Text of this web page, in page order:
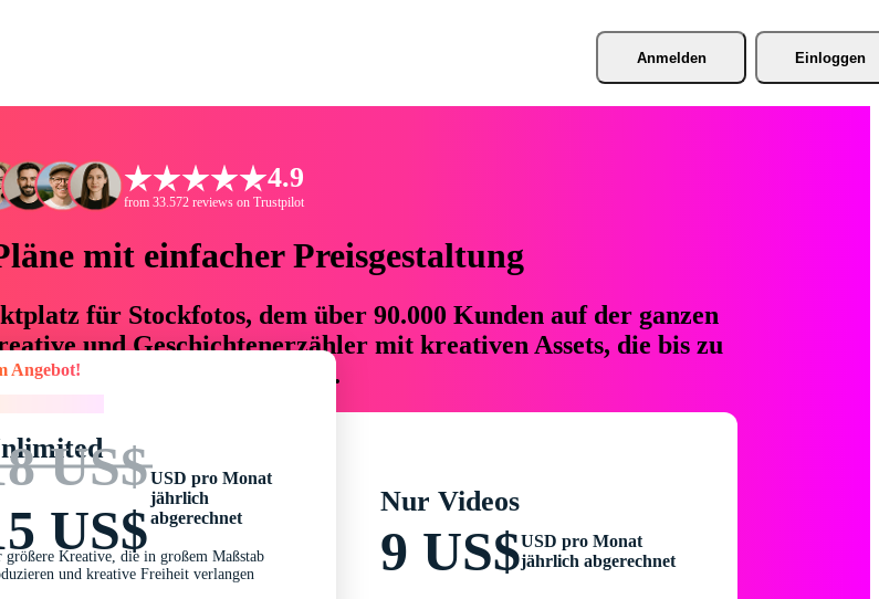
Anmelden Einloggen
4.9
from 33.572 reviews on Trustpilot
mit einfacher Preisgestaltung
für Stockfotos, dem über 90.000 Kunden auf der ganzen
und Geschichtenerzähler mit kreativen Assets, die bis zu
Zeit und Budget einsparen.
US$
US$
USD pro Monat
jährlich
abgerechnet
größere Kreative, die in großem Maßstab
und kreative Freiheit verlangen
Nur Videos
9 US$USD pro Monat
jährlich abgerechnet